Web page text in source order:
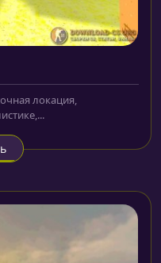
локация,